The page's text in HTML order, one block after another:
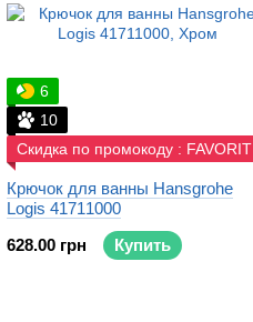
6
10
Скидка по промокоду : FAVORIT
Крючок для ванны Hansgrohe
Logis 41711000
628.00 грн
Купить